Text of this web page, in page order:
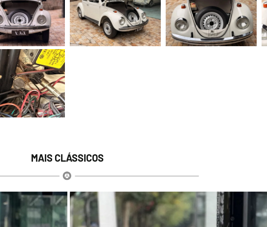
MAIS CLÁSSICOS